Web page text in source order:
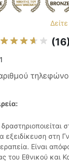
δραστηριοποιείται
εξειδίκευση στη
Είναι
του Εθνικού και